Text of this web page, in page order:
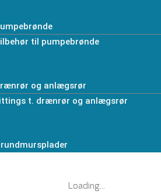
til pumpebrønde
og anlægsrør
t. drænrør og anlægsrør
Loading...